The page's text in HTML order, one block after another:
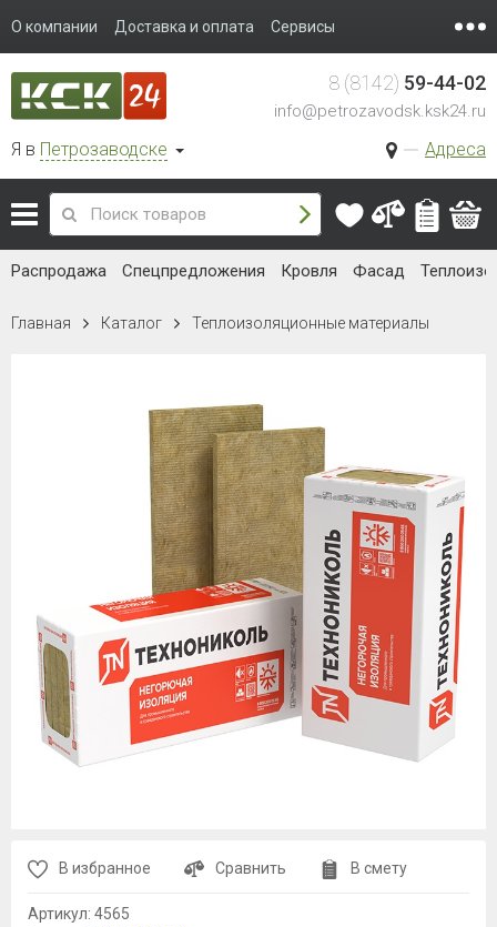
О компании Доставка и оплата Сервисы
Я в Петрозаводске Адреса
8 (8142) 59-44-02
info@petrozavodsk.ksk24.ru
Распродажа Спецпредложения Кровля Фасад
Главная Каталог Теплоизоляционные материалы
В избранное Сравнить В смету
Артикул: 4565